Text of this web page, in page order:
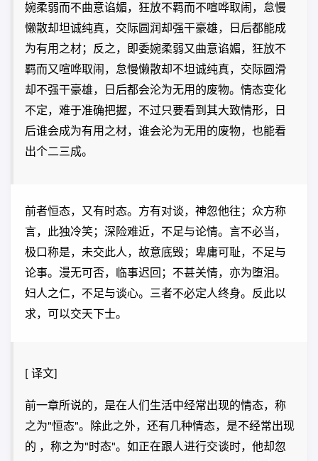
婉柔弱而不曲意谄媚，狂放不羁而不喧哗取闹，怠慢
懒散却坦诚纯真，交际圆润却强干豪雄，日后都能成
为有用之材；反之，即委婉柔弱又曲意谄媚，狂放不
羁而又喧哗取闹，怠慢懒散却不坦诚纯真，交际圆滑
却不强干豪雄，日后都会沦为无用的废物。情态变化
不定，难于准确把握，不过只要看到其大致情形，日
后谁会成为有用之材，谁会沦为无用的废物，也能看
出个二三成。
前者恒态，又有时态。方有对谈，神忽他往；众方称
言，此独冷笑；深险难近，不足与论情。言不必当，
极口称是，未交此人，故意底毁；卑庸可耻，不足与
论事。漫无可否，临事迟回；不甚关情，亦为堕泪。
妇人之仁，不足与谈心。三者不必定人终身。反此以
求，可以交天下士。
[ 译文]
前一章所说的，是在人们生活中经常出现的情态，称
之为"恒态"。除此之外，还有几种情态，是不经常出现
的 ，称之为"时态"。如正在跟人进行交谈时，他却忽